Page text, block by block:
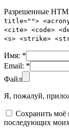
Разрешенные
title="">
<cite> <code>
<s> <strike>
Имя: *
Email: *
Файл
Я, пожалуй,
Сохранить моё
последующих